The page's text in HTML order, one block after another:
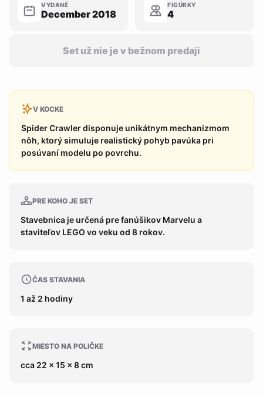
VYDANÉ
December 2018
FIGÚRKY
4
Set už nie je v bežnom predaji
V KOCKE
Spider Crawler disponuje unikátnym mechanizmom
nôh, ktorý simuluje realistický pohyb pavúka pri
posúvaní modelu po povrchu.
PRE KOHO JE SET
Stavebnica je určená pre fanúšikov Marvelu a
staviteľov LEGO vo veku od 8 rokov.
ČAS STAVANIA
1 až 2 hodiny
MIESTO NA POLIČKE
cca 22 x 15 x 8 cm